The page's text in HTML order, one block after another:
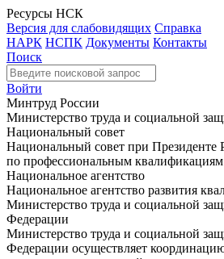
Ресурсы НСК
Версия для слабовидящих Справка
НАРК НСПК Документы Контакты
Поиск
Войти
Минтруд России
Министерство труда и социальной
Национальный совет
Национальный совет при Президенте
по профессиональным квалификациям
Национальное агентство
Национальное агентство развития
Министерство труда и социальной
Федерации
Министерство труда и социальной
Федерации осуществляет